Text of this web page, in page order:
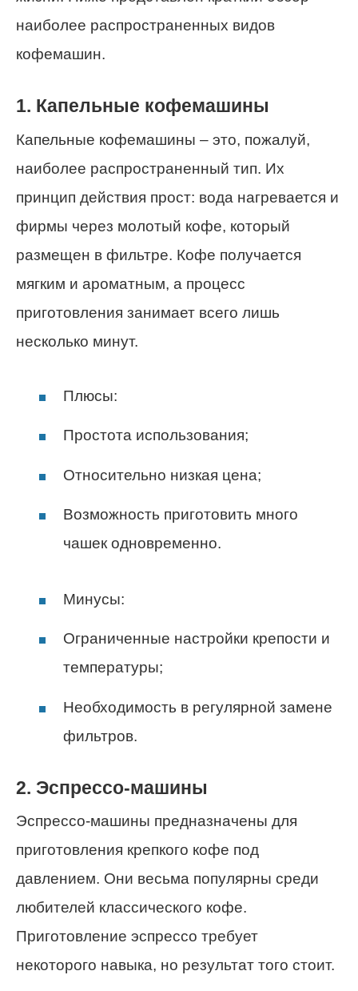
наиболее распространенных видов
кофемашин.
1. Капельные кофемашины
Капельные кофемашины – это, пожалуй,
наиболее распространенный тип. Их
принцип действия прост: вода нагревается и
фирмы через молотый кофе, который
размещен в фильтре. Кофе получается
мягким и ароматным, а процесс
приготовления занимает всего лишь
несколько минут.
Плюсы:
Простота использования;
Относительно низкая цена;
Возможность приготовить много
чашек одновременно.
Минусы:
Ограниченные настройки крепости и
температуры;
Необходимость в регулярной замене
фильтров.
2. Эспрессо-машины
Эспрессо-машины предназначены для
приготовления крепкого кофе под
давлением. Они весьма популярны среди
любителей классического кофе.
Приготовление эспрессо требует
некоторого навыка, но результат того стоит.